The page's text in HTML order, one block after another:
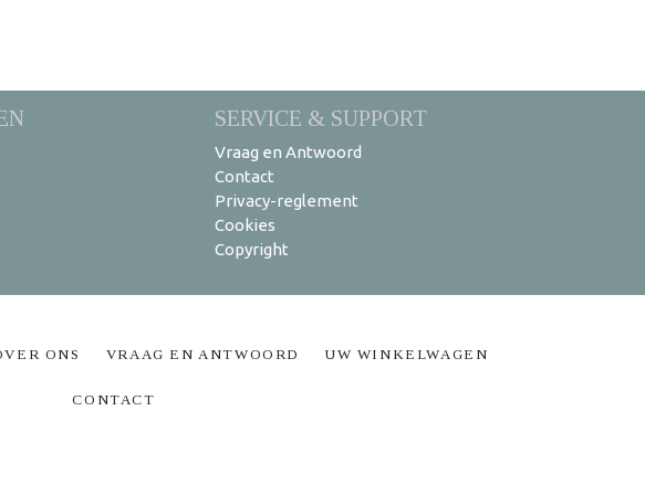
SERVICE & SUPPORT
Vraag en Antwoord
Contact
Privacy-reglement
Cookies
Copyright
ONS VRAAG EN ANTWOORD UW WINKELWAGEN
CONTACT